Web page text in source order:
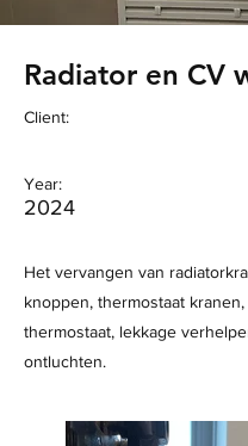
Radiator en CV
Client:
Year:
2024
Het vervangen van
knoppen, thermostaat kranen,
thermostaat, lekkage
ontluchten.